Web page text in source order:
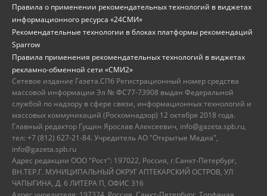
Правила о применении рекомендательных технологий в виджетах
информационного ресурса «24СМИ»
Рекомендательные технологии в блоках платформы рекомендаций
Sparrow
Правила применения рекомендательных технологий в виджетах
рекламно-обменной сети «СМИ2»
Сетевое издание Газета.СПб Регистрационный номер средства
массовой информации Эл № ФС77-73908 выдан Федеральной
службой по надзору в сфере связи, информационных технологий и
массовых коммуникаций (Роскомнадзор) 12 октября 2018 года.
Главный редактор Гущин Ярослав Алексеевич, info@gazeta.spb.ru,
тел: +7 (812) 627-21-84. Учредитель АО "Открытые Медиа",
info@gazeta.spb.ru
Адрес редакции ООО "Рост": 197022, Россия, г.Санкт-Петербург,
ВН.ТЕР.Г. МУНИЦИПАЛЬНЫЙ ОКРУГ АПТЕКАРСКИЙ ОСТРОВ, УЛ
ЧАПЫГИНА, Д. 6 ЛИТЕРА П, ОФИС 316